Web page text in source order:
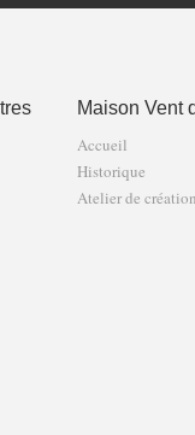
Maison Vent
Accueil
Historique
Atelier de création